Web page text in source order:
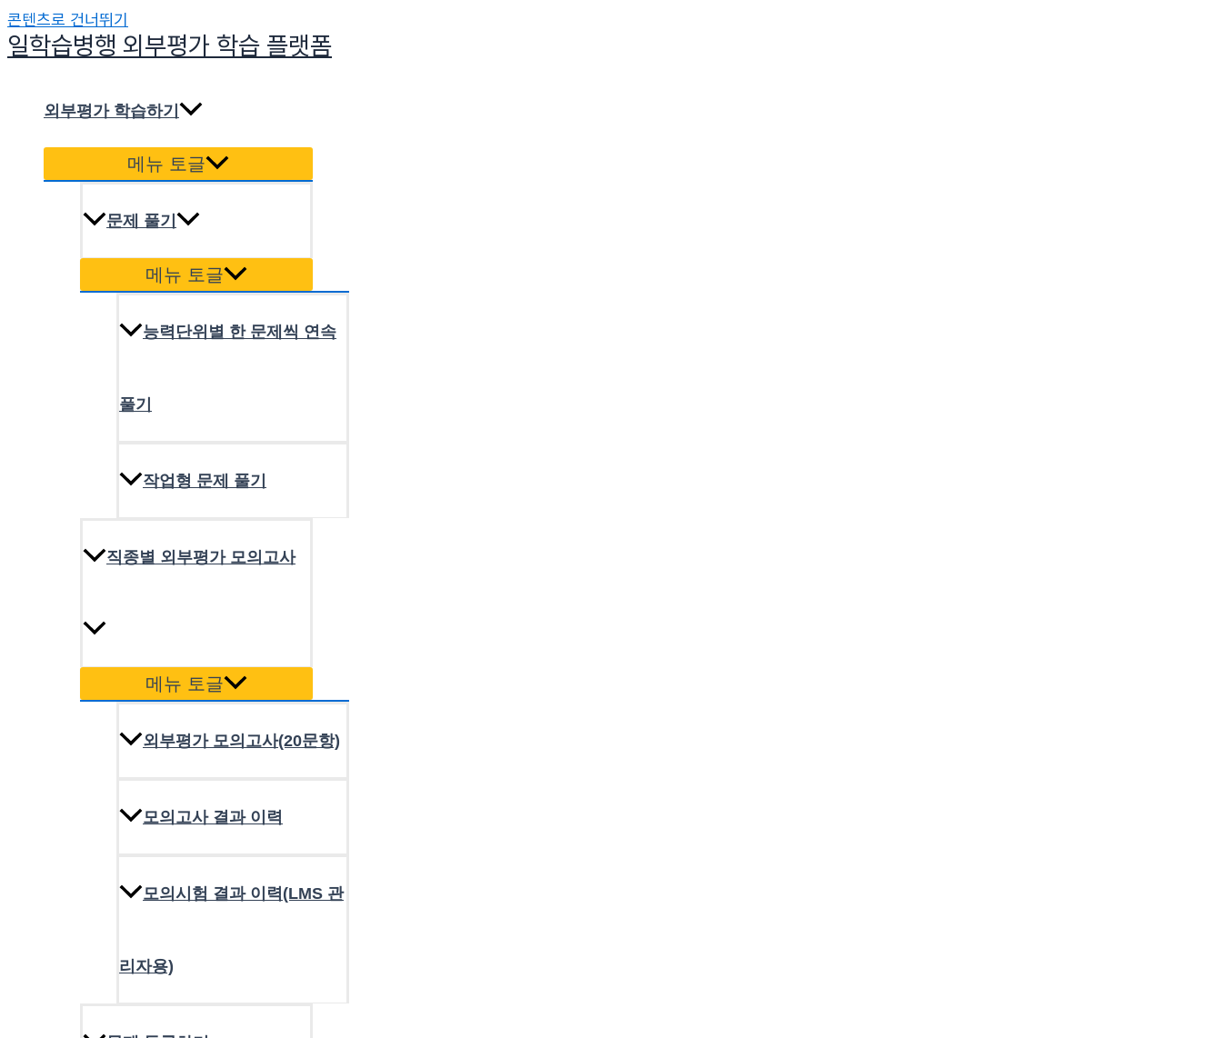
콘텐츠로 건너뛰기
일학습병행 외부평가 학습 플랫폼
외부평가 학습하기
메뉴 토글
문제 풀기
메뉴 토글
능력단위별 한 문제씩 연속
풀기
작업형 문제 풀기
직종별 외부평가 모의고사
메뉴 토글
외부평가 모의고사(20문항)
모의고사 결과 이력
모의시험 결과 이력(LMS 관
리자용)